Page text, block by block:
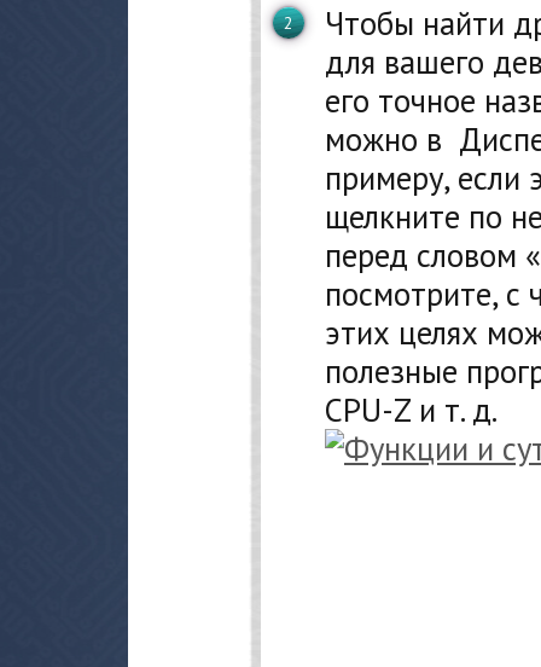
Чтобы найти
для вашего
его точное
можно в
примеру, если
щелкните по
перед словом
посмотрите, с
этих целях
полезные
CPU-Z и т. д.